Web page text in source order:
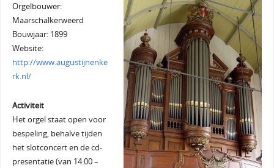
Orgelbouwer:
Maarschalkerweerd
Bouwjaar: 1899
Website:
http://www.augustijnenke
rk.nl/
Activiteit
Het orgel staat open voor
bespeling, behalve tijden
het slotconcert en de cd-
presentatie (van 14:00 –